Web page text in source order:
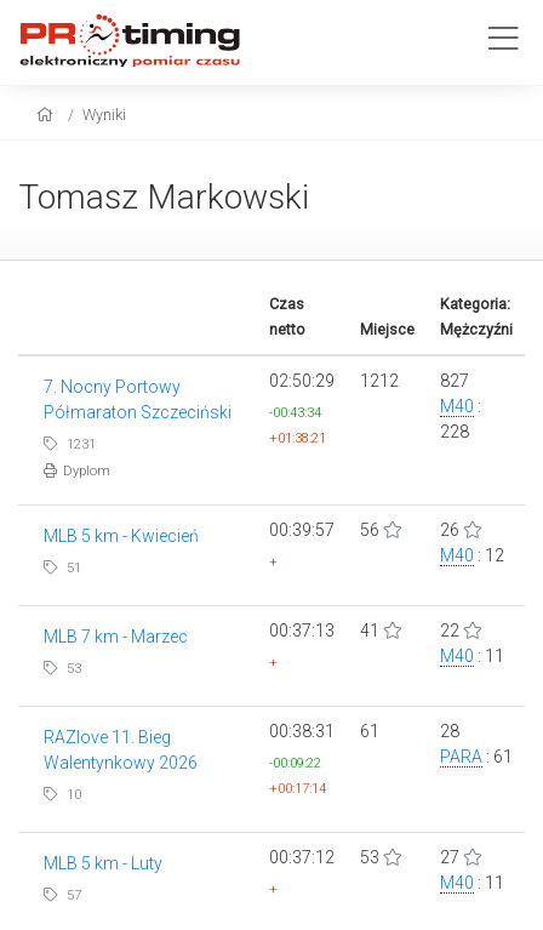
Wyniki
Tomasz Markowski
Czas
netto
Miejsce
Kategoria:
Mężczyźni
7. Nocny Portowy
Półmaraton Szczeciński
1231
Dyplom
02:50:29
-00:43:34
+01:38:21
1212
827
M40 :
228
MLB 5 km - Kwiecień
51
00:39:57
+
56
26
M40 : 12
MLB 7 km - Marzec
53
00:37:13
+
41
22
M40 : 11
RAZlove 11. Bieg
Walentynkowy 2026
10
00:38:31
-00:09:22
+00:17:14
61
28
PARA : 61
MLB 5 km - Luty
57
00:37:12
+
53
27
M40 : 11